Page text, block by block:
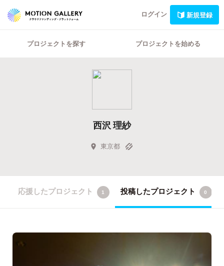
ログイン 新規登録
プロジェクトを探す プロジェクトを始める
西沢 理紗
東京都
応援したプロジェクト 1 投稿したプロジェクト 0